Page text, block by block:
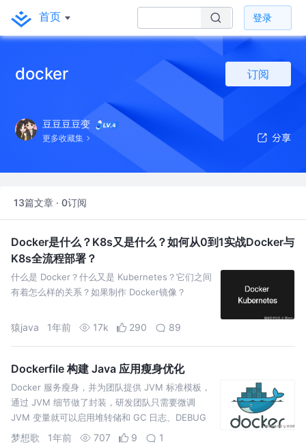
首页 登录
docker 订阅
豆豆豆豆变
更多收藏集
13篇文章 · 0订阅
Docker是什么？K8s又是什么？如何从0到1实战Docker与
K8s全流程部署？
什么是 Docker？什么又是 Kubernetes？它们之间
有着怎么样的关系？如果制作 Docker镜像？
猿java 1年前 17k 290 89
Dockerfile 构建 Java 应用瘦身优化
Docker 服务瘦身，并为团队提供 JVM 标准模板，
通过 JVM 细节做了封装，研发团队只需要微调
JVM 变量就可以启用堆转储和 GC 日志、DEBUG
模式等配置。
梦想歌 1年前 707 9 1